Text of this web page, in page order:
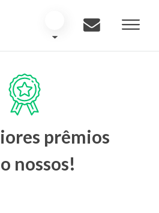
prêmios
nossos!